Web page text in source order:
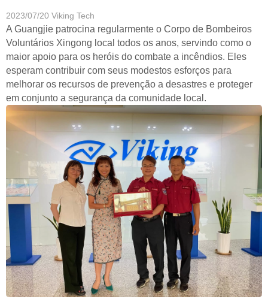
2023/07/20 Viking Tech
A Guangjie patrocina regularmente o Corpo de Bombeiros
Voluntários Xingong local todos os anos, servindo como o
maior apoio para os heróis do combate a incêndios. Eles
esperam contribuir com seus modestos esforços para
melhorar os recursos de prevenção a desastres e proteger
em conjunto a segurança da comunidade local.